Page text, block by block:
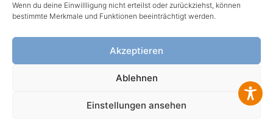
Wenn du deine Einwillligung nicht erteilst oder zurückziehst, können
bestimmte Merkmale und Funktionen beeinträchtigt werden.
Akzeptieren
Ablehnen
Einstellungen ansehen
HWS BERLIN APP
Mietangelegenheiten oder Schadens-meldungen
einfach über die App klären.
WEBBROWSER